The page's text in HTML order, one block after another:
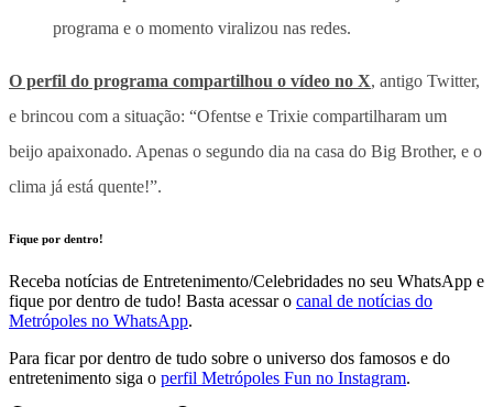
programa e o momento viralizou nas redes.
O perfil do programa compartilhou o vídeo no X, antigo Twitter,
e brincou com a situação: “Ofentse e Trixie compartilharam um
beijo apaixonado. Apenas o segundo dia na casa do Big Brother, e o
clima já está quente!”.
Fique por dentro!
Receba notícias de Entretenimento/Celebridades no seu WhatsApp e
fique por dentro de tudo! Basta acessar o canal de notícias do
Metrópoles no WhatsApp.
Para ficar por dentro de tudo sobre o universo dos famosos e do
entretenimento siga o perfil Metrópoles Fun no Instagram.